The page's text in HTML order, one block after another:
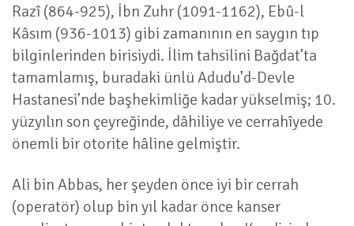
Razî (864-925), İbn Zuhr (1091-1162), Ebû-l
Kâsım (936-1013) gibi zamanının en saygın tıp
bilginlerinden birisiydi. İlim tahsilini Bağdat’ta
tamamlamış, buradaki ünlü Adudu’d-Devle
Hastanesi’nde başhekimliğe kadar yükselmiş; 10.
yüzyılın son çeyreğinde, dâhiliye ve cerrahîyede
önemli bir otorite hâline gelmiştir.
Ali bin Abbas, her şeyden önce iyi bir cerrah
(operatör) olup bin yıl kadar önce kanser